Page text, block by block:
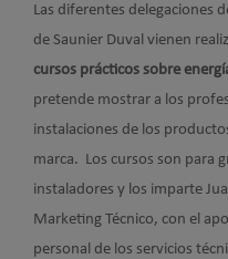
Las diferentes delegaciones
de Saunier Duval vienen
cursos prácticos sobre
pretende mostrar a los
instalaciones de los
marca. Los cursos son para
instaladores y los imparte
Marketing Técnico, con el
personal de los servicios